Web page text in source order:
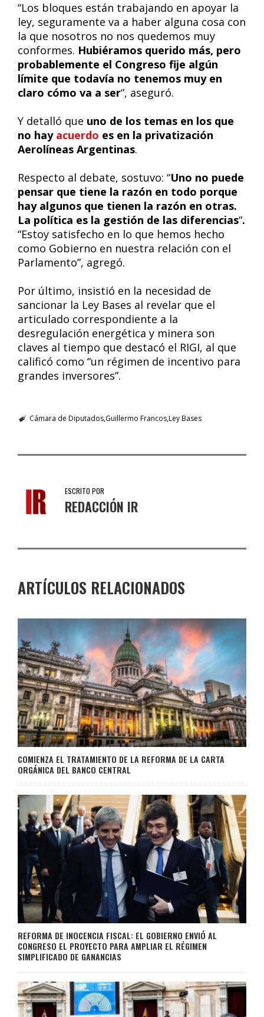
“Los bloques están trabajando en apoyar la
ley, seguramente va a haber alguna cosa con
la que nosotros no nos quedemos muy
conformes. Hubiéramos querido más, pero
probablemente el Congreso fije algún
límite que todavía no tenemos muy en
claro cómo va a ser“, aseguró.
Y detalló que uno de los temas en los que
no hay acuerdo es en la privatización
Aerolíneas Argentinas.
Respecto al debate, sostuvo: “Uno no puede
pensar que tiene la razón en todo porque
hay algunos que tienen la razón en otras.
La política es la gestión de las diferencias“.
“Estoy satisfecho en lo que hemos hecho
como Gobierno en nuestra relación con el
Parlamento”, agregó.
Por último, insistió en la necesidad de
sancionar la Ley Bases al revelar que el
articulado correspondiente a la
desregulación energética y minera son
claves al tiempo que destacó el RIGI, al que
calificó como “un régimen de incentivo para
grandes inversores”.
Cámara de DiputadosGuillermo FrancosLey Bases
ESCRITO POR
REDACCIÓN IR
ARTÍCULOS RELACIONADOS
COMIENZA EL TRATAMIENTO DE LA REFORMA DE LA CARTA
ORGÁNICA DEL BANCO CENTRAL
REFORMA DE INOCENCIA FISCAL: EL GOBIERNO ENVIÓ AL
CONGRESO EL PROYECTO PARA AMPLIAR EL RÉGIMEN
SIMPLIFICADO DE GANANCIAS